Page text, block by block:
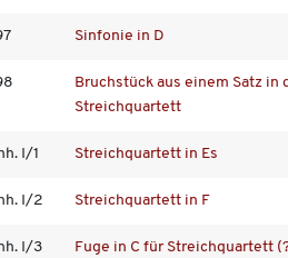
Sinfonie in D
Bruchstück aus einem Satz in
Streichquartett
I/1 Streichquartett in Es
I/2 Streichquartett in F
I/3 Fuge in C für Streichquartett